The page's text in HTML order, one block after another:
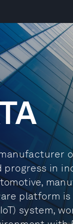
in
platform
system,